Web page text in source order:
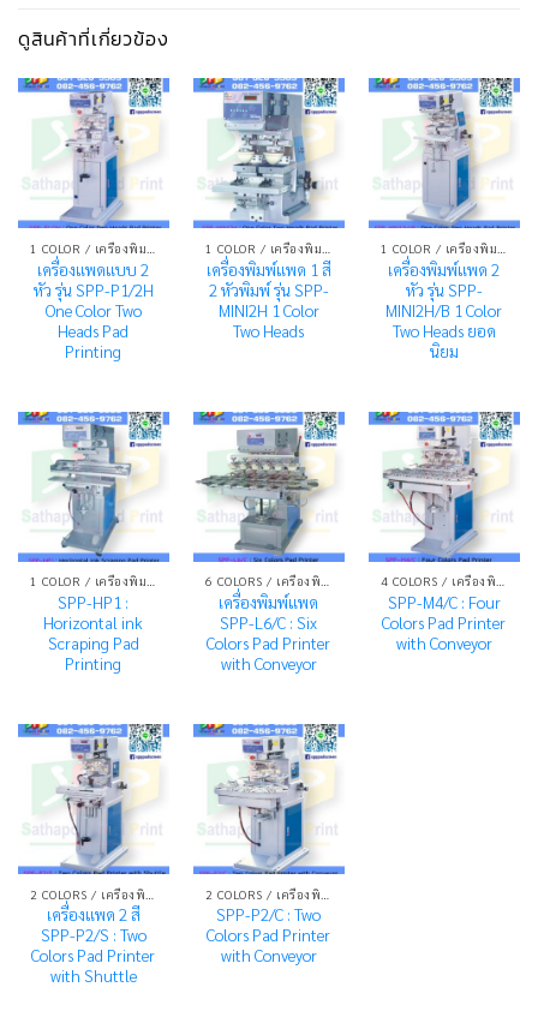
ดูสินค้าที่เกี่ยวข้อง
เครื่องแพดแบบ 2
หัว รุ่น SPP-P1/2H
One Color Two
Heads Pad
Printing
เครื่องพิมพ์แพด 1 สี
2 หัวพิมพ์ รุ่น SPP-
MINI2H 1 Color
Two Heads
เครื่องพิมพ์แพด 2
หัว รุ่น SPP-
MINI2H/B 1 Color
Two Heads ยอด
นิยม
SPP-HP1 :
Horizontal ink
Scraping Pad
Printing
เครื่องพิมพ์แพด
SPP-L6/C : Six
Colors Pad Printer
with Conveyor
SPP-M4/C : Four
Colors Pad Printer
with Conveyor
เครื่องแพด 2 สี
SPP-P2/S : Two
Colors Pad Printer
with Shuttle
SPP-P2/C : Two
Colors Pad Printer
with Conveyor